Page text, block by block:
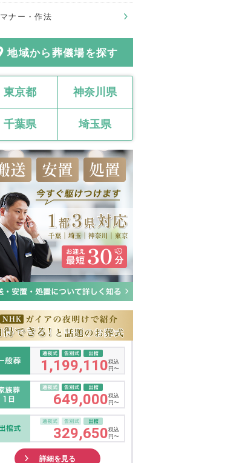
マナー・作法
地域から葬儀場を探す
東京都 神奈川県
千葉県 埼玉県
1,199,110税込
円〜
649,000税込
円〜
329,650税込
円〜
詳細を見る